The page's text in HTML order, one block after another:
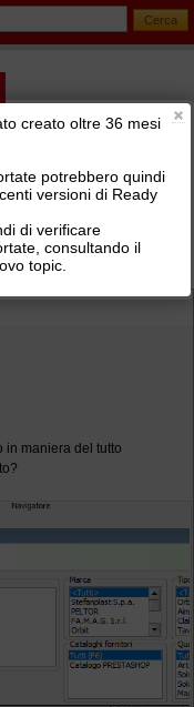
GRATUITO>
Ready Pro
in maniera del tutto
creato oltre 36 mesi
potrebbero quindi
versioni di Ready
di verificare
consultando il
topic.